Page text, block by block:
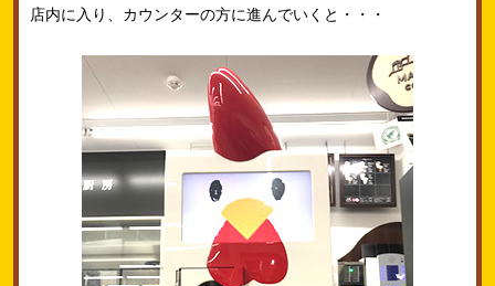
店内に入り、カウンターの方に進んでいくと・・・